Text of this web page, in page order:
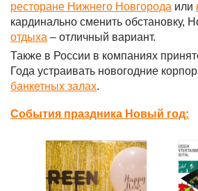
ресторане Нижнего Новгорода или
кардинально сменить обстановку,
отдыха – отличный вариант.
Также в России в компаниях
Года устраивать новогодние
банкетных залах.
События праздника Новый год: